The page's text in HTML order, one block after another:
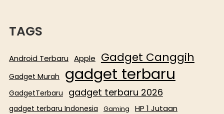
TAGS
Android Terbaru Apple Gadget Canggih
Gadget Murah gadget terbaru
GadgetTerbaru gadget terbaru 2026
gadget terbaru Indonesia Gaming HP 1 Jutaan